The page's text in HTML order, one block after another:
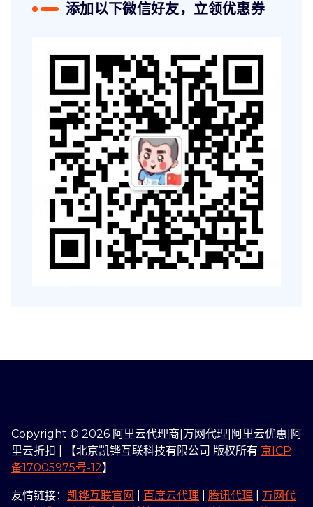
添加以下微信好友，立领优惠券
Copyright © 2026 阿里云代理商|万网代理|阿里云优惠|阿
里云折扣 | 【北京凯铧互联科技有限公司 版权所有 京ICP
备17005975号-12】
友情链接： 凯铧互联官网 百度云代理 腾讯代理
万网代